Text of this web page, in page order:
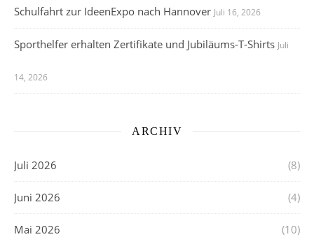
Schulfahrt zur IdeenExpo nach Hannover Juli 16, 2026
Sporthelfer erhalten Zertifikate und Jubiläums-T-Shirts Juli
14, 2026
ARCHIV
Juli 2026 (8)
Juni 2026 (4)
Mai 2026 (10)